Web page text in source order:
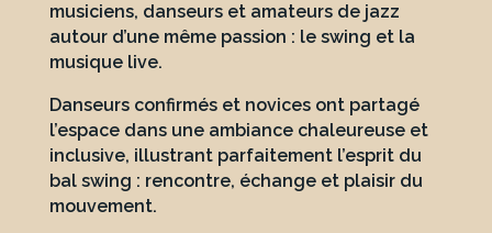
musiciens, danseurs et amateurs de jazz
autour d’une même passion : le swing et la
musique live.
Danseurs confirmés et novices ont partagé
l’espace dans une ambiance chaleureuse et
inclusive, illustrant parfaitement l’esprit du
bal swing : rencontre, échange et plaisir du
mouvement.